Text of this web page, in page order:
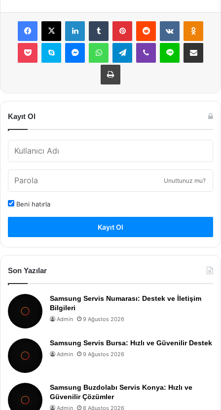
Facebook
X LinkedInTumblr PinterestReddit VKontakte
Pocket Skype MessengerWhatsAppTelegramViber Line E-Posta ile
Yazdır
Kayıt Ol
Unuttunuz mu?
Beni hatırla
Kayıt Ol
Son Yazılar
Samsung Servis Numarası: Destek ve İletişim
Bilgileri
Admin 9 Ağustos 2026
Samsung Servis Bursa: Hızlı ve Güvenilir Destek
Admin 9 Ağustos 2026
Samsung Buzdolabı Servis Konya: Hızlı ve
Güvenilir Çözümler
Admin 8 Ağustos 2026